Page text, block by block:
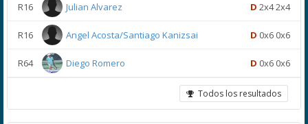
R16 Julian Alvarez D 2x4 2x4
R16 Angel Acosta/Santiago Kanizsai D 0x6 0x6
R64 Diego Romero D 0x6 0x6
Todos los resultados